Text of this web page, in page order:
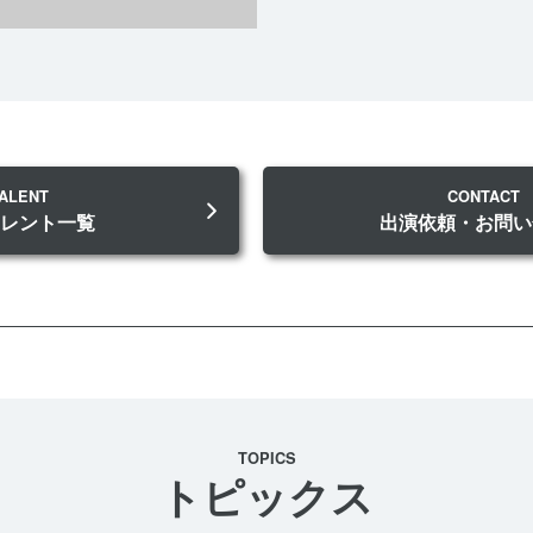
ント一覧
CONTACT
出演依頼・お問
TOPICS
トピックス